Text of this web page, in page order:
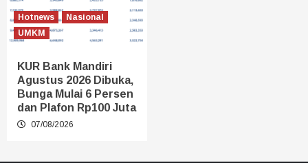
Hotnews
Nasional
UMKM
KUR Bank Mandiri
Agustus 2026 Dibuka,
Bunga Mulai 6 Persen
dan Plafon Rp100 Juta
07/08/2026